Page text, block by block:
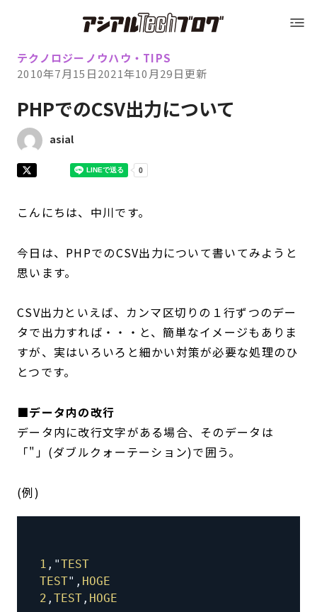
アシアルTechブログ
Blog トップ
運営会社（アシアル株式会社）
お問い合わせ
会社概要
テクノロジー ノウハウ・TIPS
2010年7月15日2021年10月29日更新
PHPでのCSV出力について
asial
こんにちは、中川です。
今日は、PHPでのCSV出力について書いてみようと
思います。
CSV出力といえば、カンマ区切りの１行ずつのデー
タで出力すれば・・・と、簡単なイメージもありま
すが、実はいろいろと細かい対策が必要な処理のひ
とつです。
■データ内の改行
データ内に改行文字がある場合、そのデータは
「"」(ダブルクォーテーション)で囲う。
(例)
1 , "TEST
TEST" , HOGE
2 , TEST , HOGE